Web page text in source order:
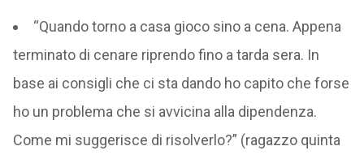
“Quando torno a casa gioco sino a cena. Appena
terminato di cenare riprendo fino a tarda sera. In
base ai consigli che ci sta dando ho capito che forse
ho un problema che si avvicina alla dipendenza.
Come mi suggerisce di risolverlo?” (ragazzo quinta